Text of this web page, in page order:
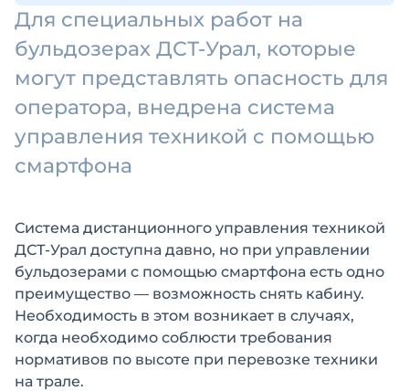
Для специальных работ на
бульдозерах ДСТ-Урал, которые
могут представлять опасность для
оператора, внедрена система
управления техникой с помощью
смартфона
Система дистанционного управления техникой
ДСТ-Урал доступна давно, но при управлении
бульдозерами с помощью смартфона есть одно
преимущество — возможность снять кабину.
Необходимость в этом возникает в случаях,
когда необходимо соблюсти требования
нормативов по высоте при перевозке техники
на трале.